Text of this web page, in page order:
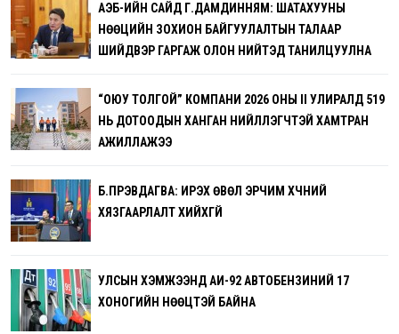
АҮЭБ-ИЙН САЙД Г.ДАМДИННЯМ: ШАТАХУУНЫ
НӨӨЦИЙН ЗОХИОН БАЙГУУЛАЛТЫН ТАЛААР
ШИЙДВЭР ГАРГАЖ ОЛОН НИЙТЭД ТАНИЛЦУУЛНА
“ОЮУ ТОЛГОЙ” КОМПАНИ 2026 ОНЫ II УЛИРАЛД 519
НЬ ДОТООДЫН ХАНГАН НИЙЛҮҮЛЭГЧТЭЙ ХАМТРАН
АЖИЛЛАЖЭЭ
Б.ПҮРЭВДАГВА: ИРЭХ ӨВӨЛ ЭРЧИМ ХҮЧНИЙ
ХЯЗГААРЛАЛТ ХИЙХГҮЙ
УЛСЫН ХЭМЖЭЭНД АИ-92 АВТОБЕНЗИНИЙ 17
ХОНОГИЙН НӨӨЦТЭЙ БАЙНА